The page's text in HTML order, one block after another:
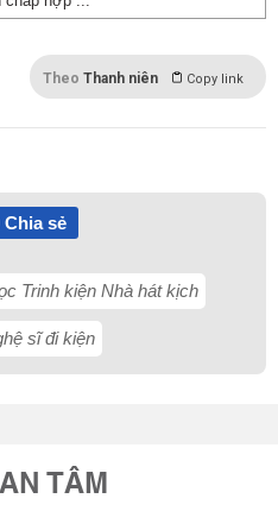
Theo Thanh niên Copy link
Chia sẻ
Trinh kiện Nhà hát kịch
sĩ đi kiện
TÂM